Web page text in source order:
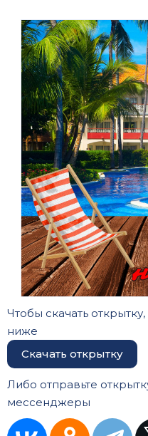
Чтобы скачать
ниже
Скачать открытку
Либо отправьте
мессенджеры